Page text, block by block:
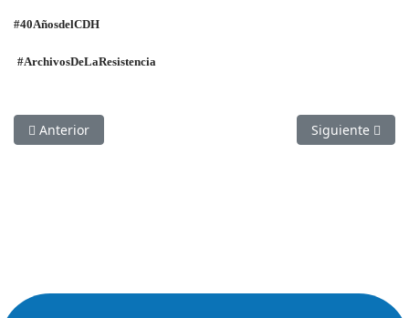
#40AñosdelCDH
#ArchivosDeLaResistencia
Artículo anterior: Dos décadas de Foros Nacionales de
Anterior Artículo
Siguiente